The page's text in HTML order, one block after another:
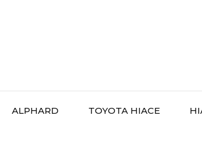
ALPHARD TOYOTA HIACE